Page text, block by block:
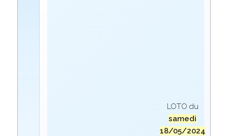
LOTO du
samedi
18/05/2024